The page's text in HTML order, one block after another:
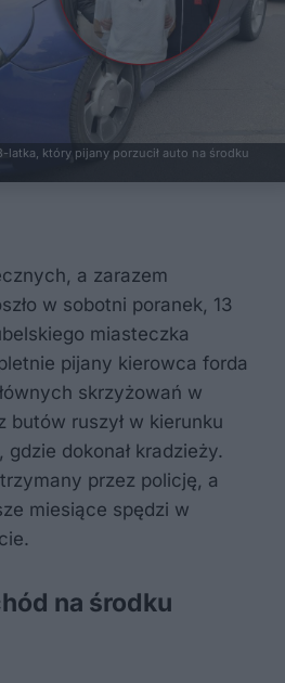
latka, który pijany porzucił auto na środku
a zarazem
w sobotni poranek, 13
miasteczka
pijany kierowca forda
skrzyżowań w
butów ruszył w kierunku
dokonał kradzieży.
przez policję, a
miesiące spędzi w
na środku